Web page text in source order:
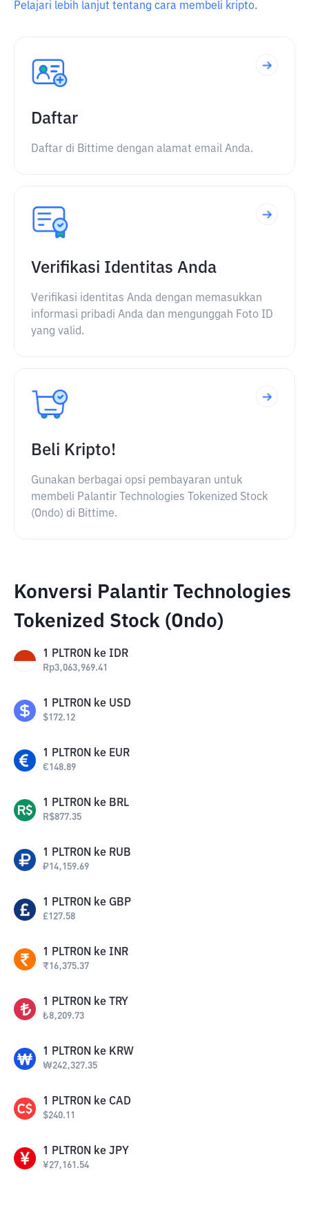
Pelajari lebih lanjut tentang cara membeli kripto.
Daftar
Daftar di Bittime dengan alamat email Anda.
Verifikasi Identitas Anda
Verifikasi identitas Anda dengan memasukkan
informasi pribadi Anda dan mengunggah Foto ID
yang valid.
Beli Kripto!
Gunakan berbagai opsi pembayaran untuk
membeli Palantir Technologies Tokenized Stock
(Ondo) di Bittime.
Konversi Palantir Technologies
Tokenized Stock (Ondo)
1 PLTRON ke IDR
Rp3,063,969.41
1 PLTRON ke USD
$172.12
1 PLTRON ke EUR
€148.89
1 PLTRON ke BRL
R$877.35
1 PLTRON ke RUB
₽14,159.69
1 PLTRON ke GBP
£127.58
1 PLTRON ke INR
₹16,375.37
1 PLTRON ke TRY
₺8,209.73
1 PLTRON ke KRW
₩242,327.35
1 PLTRON ke CAD
$240.11
1 PLTRON ke JPY
¥27,161.54